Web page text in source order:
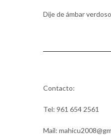
Dije de ámbar
Contacto:
Tel: 961 654 2561
Mail: